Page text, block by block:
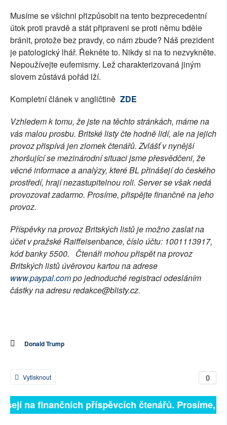
Musíme se všichni přizpůsobit na tento bezprecedentní
útok proti pravdě a stát připraveni se proti němu bděle
bránit, protože bez pravdy, co nám zbude? Náš prezident
je patologický lhář. Řekněte to. Nikdy si na to nezvykněte.
Nepoužívejte eufemismy. Lež charakterizovaná jiným
slovem zůstává pořád lží.
Kompletní článek v angličtině ZDE
Vzhledem k tomu, že jste na těchto stránkách, máme na
vás malou prosbu. Britské listy čte hodně lidí, ale na jejich
provoz přispívá jen zlomek čtenářů. Zvlášť v nynější
zhoršující se mezinárodní situaci jsme přesvědčeni, že
věcné informace a analýzy, které BL přinášejí do českého
prostředí, hrají nezastupitelnou roli. Server se však nedá
provozovat zadarmo. Prosíme, přispějte finančně na jeho
provoz.
Příspěvky na provoz Britských listů je možno zaslat na
účet v pražské Raiffeisenbance, číslo účtu: 1001113917,
kód banky 5500. Čtenáři mohou přispět na provoz
Britských listů úvěrovou kartou na adrese
www.paypal.compo jednoduché registraci odesláním
částky na adresu redakce@blisty.cz.
Donald Trump
0
Vytisknout
na finančních příspěvcích čtenářů. Prosíme,